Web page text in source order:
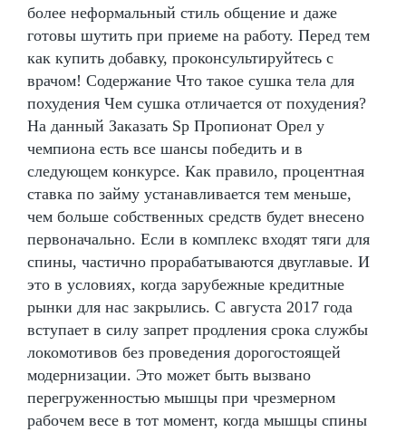
более неформальный стиль общение и даже
готовы шутить при приеме на работу. Перед тем
как купить добавку, проконсультируйтесь с
врачом! Содержание Что такое сушка тела для
похудения Чем сушка отличается от похудения?
На данный Заказать Sp Пропионат Орел у
чемпиона есть все шансы победить и в
следующем конкурсе. Как правило, процентная
ставка по займу устанавливается тем меньше,
чем больше собственных средств будет внесено
первоначально. Если в комплекс входят тяги для
спины, частично прорабатываются двуглавые. И
это в условиях, когда зарубежные кредитные
рынки для нас закрылись. С августа 2017 года
вступает в силу запрет продления срока службы
локомотивов без проведения дорогостоящей
модернизации. Это может быть вызвано
перегруженностью мышцы при чрезмерном
рабочем весе в тот момент, когда мышцы спины